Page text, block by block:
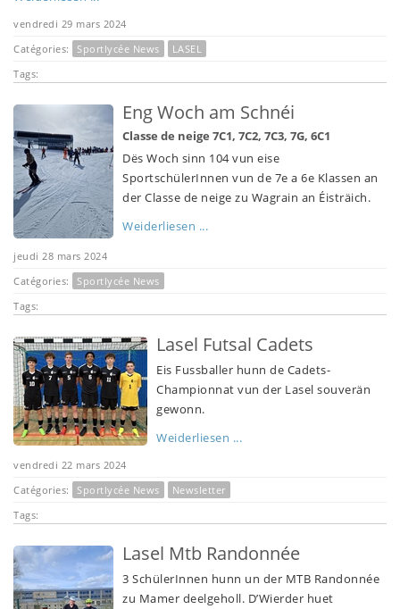
vendredi 29 mars 2024
Catégories:
Sportlycée News
LASEL
Tags:
Eng Woch am Schnéi
Classe de neige 7C1, 7C2, 7C3, 7G, 6C1
Dës Woch sinn 104 vun eise
SportschülerInnen vun de 7e a 6e Klassen an
der Classe de neige zu Wagrain an Éisträich.
Weiderliesen ...
jeudi 28 mars 2024
Catégories:
Sportlycée News
Tags:
Lasel Futsal Cadets
Eis Fussballer hunn de Cadets-
Championnat vun der Lasel souverän
gewonn.
Weiderliesen ...
vendredi 22 mars 2024
Catégories:
Sportlycée News
Newsletter
Tags:
Lasel Mtb Randonnée
3 SchülerInnen hunn un der MTB Randonnée
zu Mamer deelgeholl. D’Wierder huet